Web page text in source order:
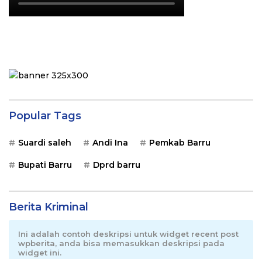
Popular Tags
Suardi saleh Andi Ina Pemkab Barru
Bupati Barru Dprd barru
Berita Kriminal
Ini adalah contoh deskripsi untuk widget recent post
wpberita, anda bisa memasukkan deskripsi pada
widget ini.